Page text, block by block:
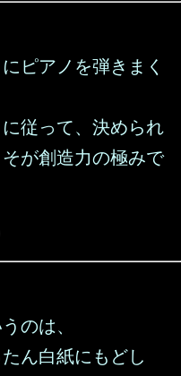
ピアノを弾きまく
従って、決められ
が創造力の極みで
のは、
ん白紙にもどし